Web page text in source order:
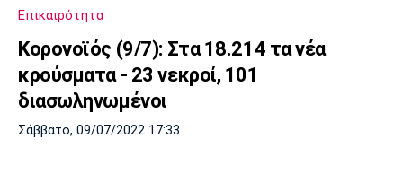
Ίντερ
Επικαιρότητα
Κορονοϊός (9/7): Στα 18.214 τα νέα
κρούσματα - 23 νεκροί, 101
διασωληνωμένοι
Σάββατο, 09/07/2022 17:33